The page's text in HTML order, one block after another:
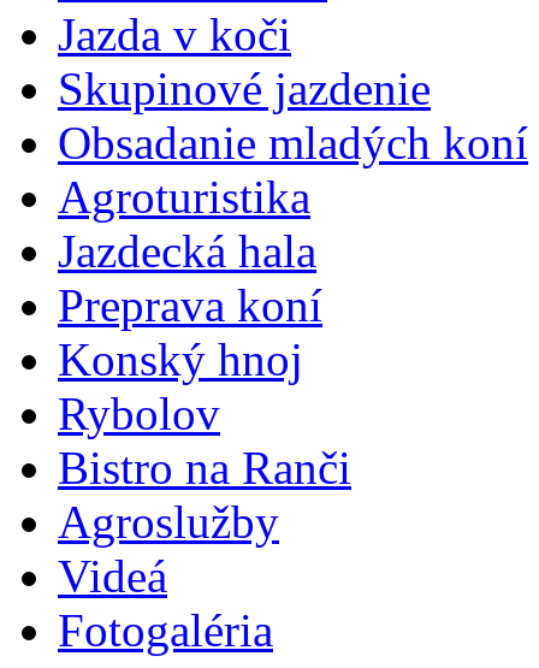
Jazda v koči
Skupinové jazdenie
Obsadanie mladých koní
Agroturistika
Jazdecká hala
Preprava koní
Konský hnoj
Rybolov
Bistro na Ranči
Agroslužby
Videá
Fotogaléria